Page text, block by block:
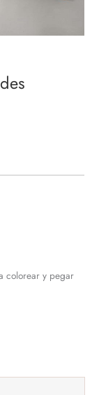
colorear y pegar